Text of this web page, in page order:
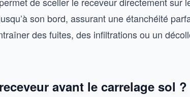
son bord, assurant une étanchéité
des fuites, des infiltrations ou un
avant le carrelage sol ?